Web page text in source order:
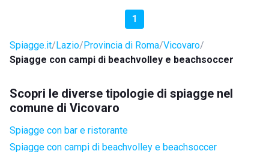
1
Spiagge.it Lazio Provincia di Roma Vicovaro
Spiagge con campi di beachvolley e beachsoccer
Scopri le diverse tipologie di spiagge nel
comune di Vicovaro
Spiagge con bar e ristorante
Spiagge con campi di beachvolley e beachsoccer